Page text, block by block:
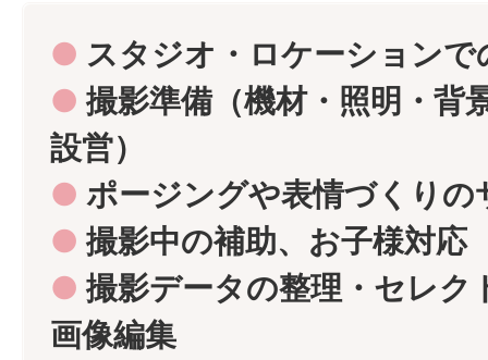
● スタジオ・ロケーションで
● 撮影準備（機材・照明・背
設営）
● ポージングや表情づくりの
● 撮影中の補助、お子様対応
● 撮影データの整理・セレク
画像編集